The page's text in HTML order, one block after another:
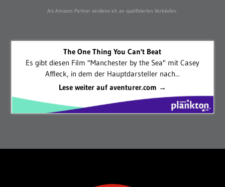
Als Amazon-Partner verdiene ich an qualifizierten Verkäufen.
The One Thing You Can't Beat
Es gibt diesen Film "Manchester by the Sea" mit Casey
Affleck, in dem der Hauptdarsteller nach...
Lese weiter auf aventurer.com →